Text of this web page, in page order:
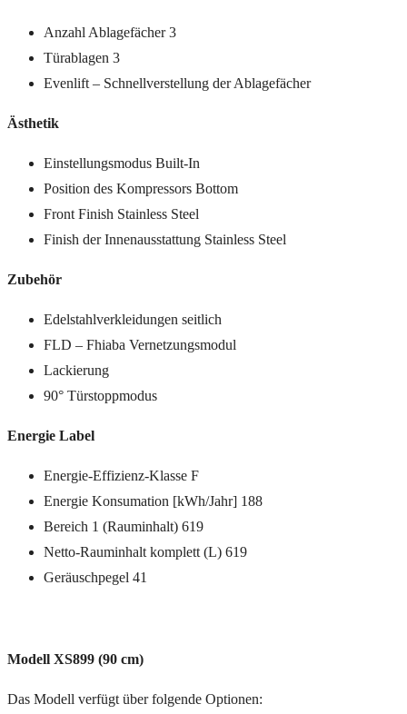
Anzahl Ablagefächer 3
Türablagen 3
Evenlift – Schnellverstellung der Ablagefächer
Ästhetik
Einstellungsmodus Built-In
Position des Kompressors Bottom
Front Finish Stainless Steel
Finish der Innenausstattung Stainless Steel
Zubehör
Edelstahlverkleidungen seitlich
FLD – Fhiaba Vernetzungsmodul
Lackierung
90° Türstoppmodus
Energie Label
Energie-Effizienz-Klasse F
Energie Konsumation [kWh/Jahr] 188
Bereich 1 (Rauminhalt) 619
Netto-Rauminhalt komplett (L) 619
Geräuschpegel 41
Modell XS899 (90 cm)
Das Modell verfügt über folgende Optionen: